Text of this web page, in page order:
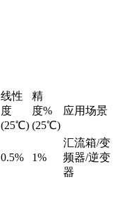
线性
度
(25℃)
精
度%
(25℃)
应用场景
0.5% 1%
汇流箱/变
频器/逆变
器